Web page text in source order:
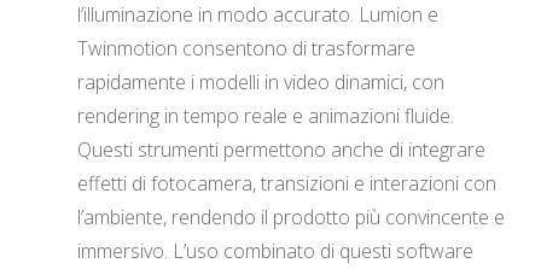
l’illuminazione in modo accurato. Lumion e
Twinmotion consentono di trasformare
rapidamente i modelli in video dinamici, con
rendering in tempo reale e animazioni fluide.
Questi strumenti permettono anche di integrare
effetti di fotocamera, transizioni e interazioni con
l’ambiente, rendendo il prodotto più convincente e
immersivo. L’uso combinato di questi software